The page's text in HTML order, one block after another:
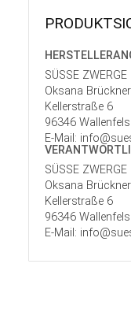
SÜSSE ZWERGE
Oksana Brückner
Kellerstraße 6
96346
E-Mail:
SÜSSE ZWERGE
Oksana Brückner
Kellerstraße 6
96346
E-Mail: